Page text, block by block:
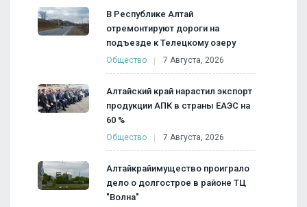
В Республике Алтай
отремонтируют дороги на
подъезде к Телецкому озеру
Общество 7 Августа, 2026
Алтайский край нарастил экспорт
продукции АПК в страны ЕАЭС на
60 %
Общество 7 Августа, 2026
Алтайкрайимущество проиграло
дело о долгострое в районе ТЦ
"Волна"